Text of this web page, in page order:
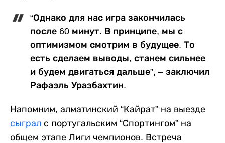
“Однако для нас игра закончилась
после 60 минут. В принципе, мы с
оптимизмом смотрим в будущее. То
есть сделаем выводы, станем сильнее
и будем двигаться дальше”, – заключил
Рафаэль Уразбахтин.
Напомним, алматинский “Кайрат” на выезде
сыграл с португальским “Спортингом” на
общем этапе Лиги чемпионов. Встреча